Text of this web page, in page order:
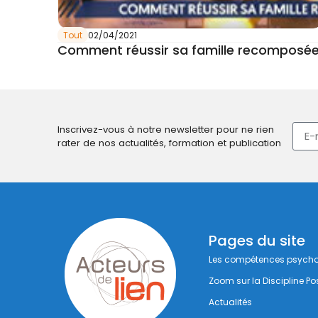
Tout 02/04/2021
Comment réussir sa famille recomposée
Inscrivez-vous à notre newsletter pour ne rien
rater de nos actualités, formation et publication
Pages du site
Les compétences
Zoom sur la Discipline
Actualités